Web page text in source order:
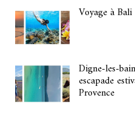
Voyage à
Digne-les-
escapade
Provence